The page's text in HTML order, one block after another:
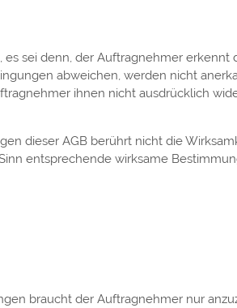
sei denn, der Auftragnehmer erkennt
abweichen, werden nicht
ihnen nicht ausdrücklich
dieser AGB berührt nicht die
entsprechende wirksame
braucht der Auftragnehmer nur